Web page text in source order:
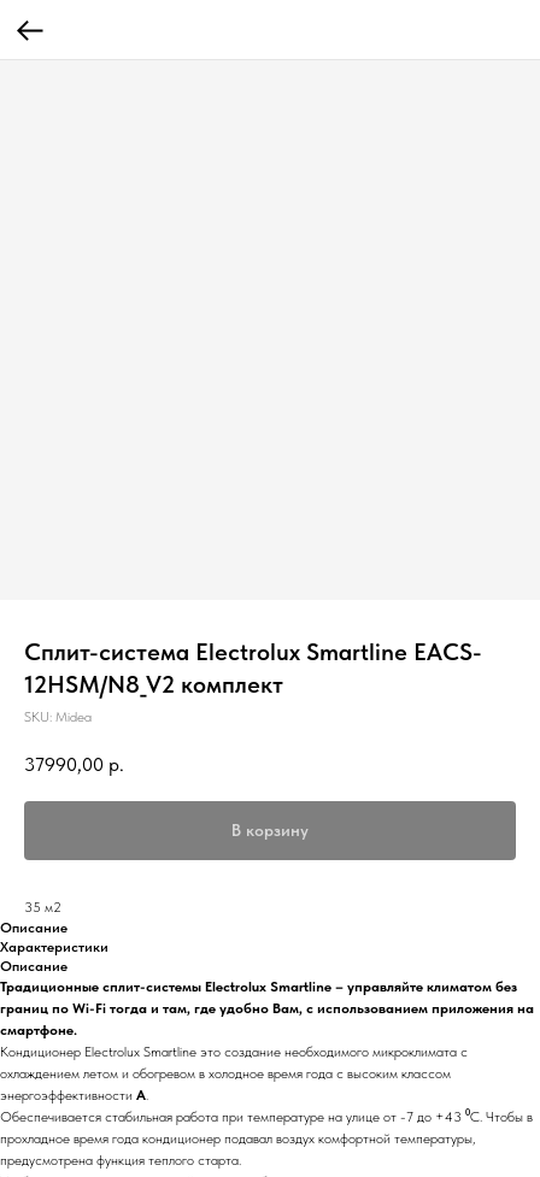
Сплит-система Electrolux Smartline EACS-
12HSM/N8_V2 комплект
SKU: Midea
37990,00 р.
В корзину
35 м2
Описание
Характеристики
Описание
Традиционные сплит-системы Electrolux Smartline – управляйте климатом без
границ по Wi-Fi тогда и там, где удобно Вам, с использованием приложения на
смартфоне.
Кондиционер Electrolux Smartline это создание необходимого микроклимата с
охлаждением летом и обогревом в холодное время года с высоким классом
энергоэффективности А.
Обеспечивается стабильная работа при температуре на улице от -7 до +43 ⁰С. Чтобы в
прохладное время года кондиционер подавал воздух комфортной температуры,
предусмотрена функция теплого старта.